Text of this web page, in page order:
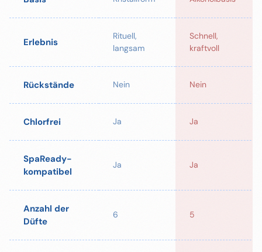
Erlebnis
Rituell,
langsam
Schnell,
kraftvoll
Rückstände Nein Nein
Chlorfrei Ja Ja
SpaReady-
kompatibel
Ja Ja
Anzahl der
Düfte
6 5